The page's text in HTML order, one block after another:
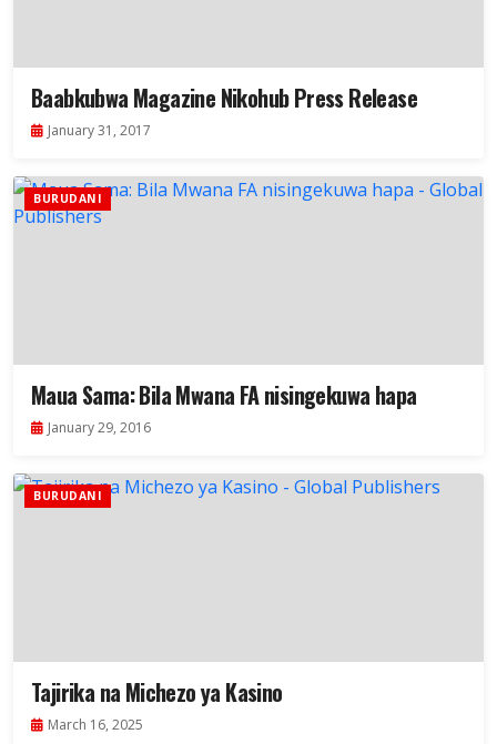
Baabkubwa Magazine Nikohub Press Release
January 31, 2017
BURUDANI
Maua Sama: Bila Mwana FA nisingekuwa hapa
January 29, 2016
BURUDANI
Tajirika na Michezo ya Kasino
March 16, 2025